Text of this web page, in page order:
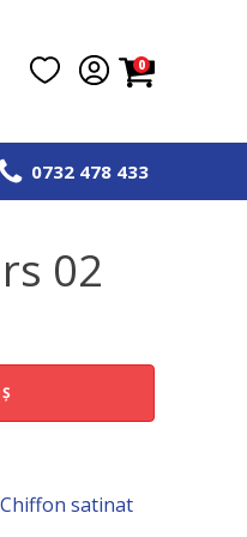
0
0732 478 433
02
Chiffon satinat